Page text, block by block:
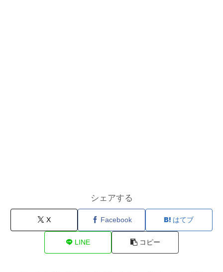
シェアする
X Facebook はてブ
LINE コピー